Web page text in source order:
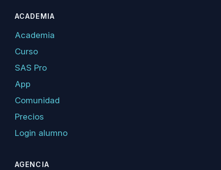
ACADEMIA
Academia
Curso
SAS Pro
App
Comunidad
Precios
Login alumno
AGENCIA